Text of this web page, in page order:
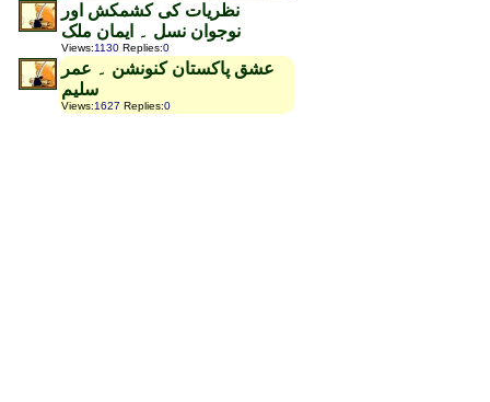
نظریات کی کشمکش اور
نوجوان نسل ۔ ایمان ملک
Views:1130 Replies:0
عشق پاکستان کنونشن ۔ عمر
سلیم
Views:1627 Replies:0